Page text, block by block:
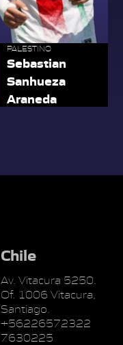
PALESTINO
Sebastian
Sanhueza
Araneda
Chile
Av. Vitacura 5250.
Of. 1006 Vitacura,
Santiago.
+56226572322
7630225